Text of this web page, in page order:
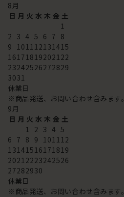
8月
日 月 火 水 木 金 土
1
2 3 4 5 6 7 8
9 101112131415
16171819202122
23242526272829
3031
休業日
※商品発送、お問い合わせ含みます。
9月
日 月 火 水 木 金 土
1 2 3 4 5
6 7 8 9 101112
13141516171819
20212223242526
27282930
休業日
※商品発送、お問い合わせ含みます。